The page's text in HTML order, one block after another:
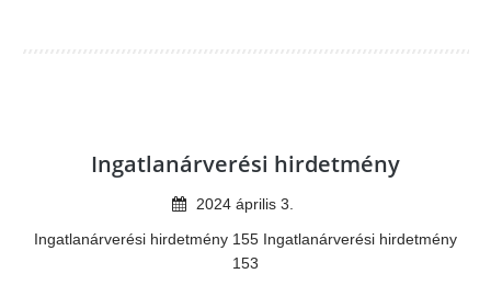
Ingatlanárverési hirdetmény
2024 április 3
Ingatlanárverési hirdetmény 155 Ingatlanárverési hirdetmény
153